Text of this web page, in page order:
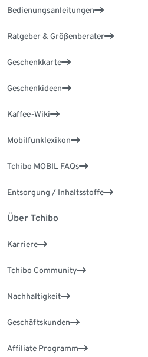
Bedienungsanleitungen
Ratgeber & Größenberater
Geschenkkarte
Geschenkideen
Kaffee-Wiki
Mobilfunklexikon
Tchibo MOBIL FAQs
Entsorgung / Inhaltsstoffe
Über Tchibo
Karriere
Tchibo Community
Nachhaltigkeit
Geschäftskunden
Affiliate Programm